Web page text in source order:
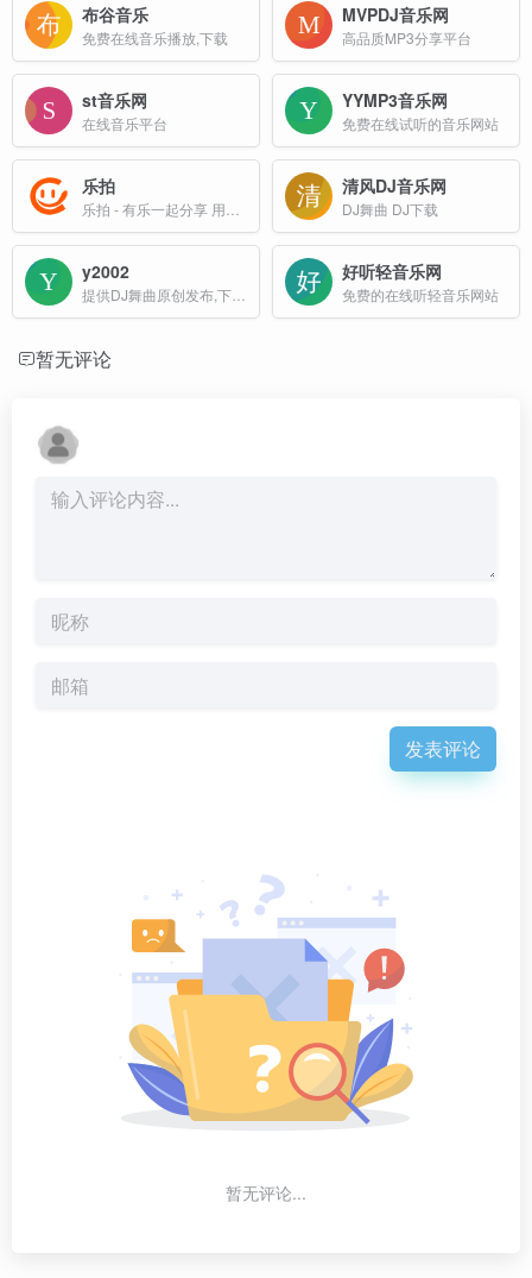
布谷音乐
免费在线音乐播放,下载
MVPDJ音乐网
高品质MP3分享平台
st音乐网
在线音乐平台
YYMP3音乐网
免费在线试听的音乐网站
乐拍 清风DJ音乐网
DJ舞曲 DJ下载
y2002 好听轻音乐网
免费的在线听轻音乐网站
暂无评论
发表评论
暂无评论...